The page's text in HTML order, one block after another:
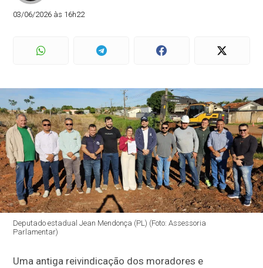
03/06/2026 às 16h22
Deputado estadual Jean Mendonça (PL) (Foto: Assessoria
Parlamentar)
Uma antiga reivindicação dos moradores e